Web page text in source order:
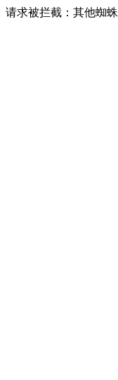
请求被拦截：其他蜘蛛